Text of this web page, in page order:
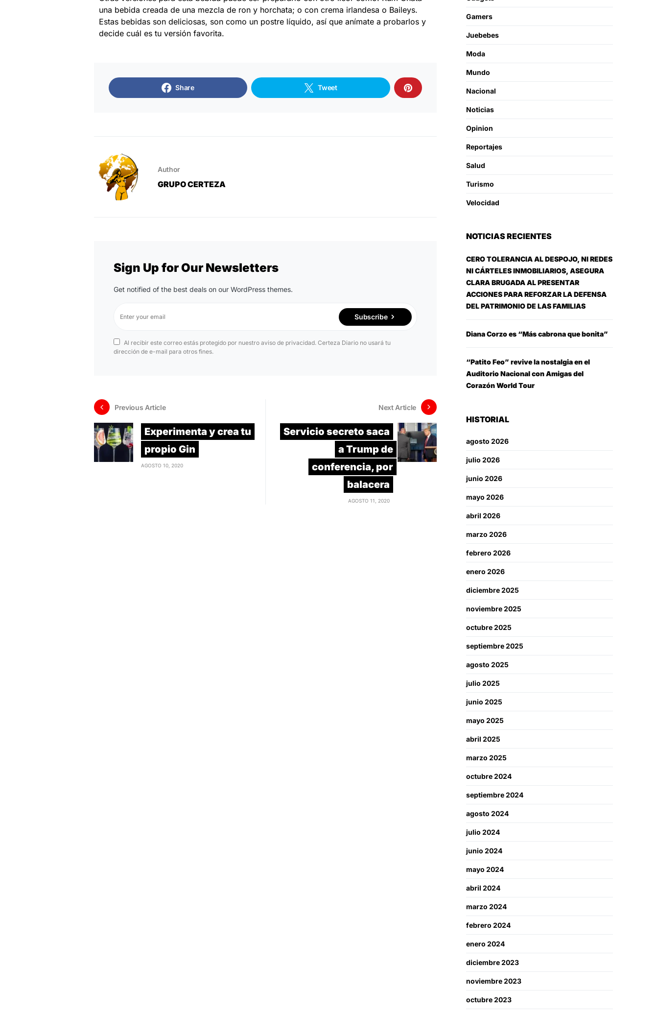
una bebida creada de una mezcla de ron y horchata; o con crema irlandesa o Baileys.
Estas bebidas son deliciosas, son como un postre líquido, así que anímate a probarlos y
decide cuál es tu versión favorita.
Share Tweet
Author
GRUPO CERTEZA
Sign Up for Our Newsletters
Get notified of the best deals on our WordPress themes.
Subscribe
Al recibir este correo estás protegido por nuestro aviso de privacidad. Certeza Diario no usará tu
dirección de e-mail para otros fines.
Previous Article
Experimenta y crea tu
propio Gin
AGOSTO 10, 2020
Next Article
Servicio secreto saca
a Trump de
conferencia, por
balacera
AGOSTO 11, 2020
Gamers
Juebebes
Moda
Mundo
Nacional
Noticias
Opinion
Reportajes
Salud
Turismo
Velocidad
NOTICIAS RECIENTES
CERO TOLERANCIA AL DESPOJO, NI REDES
NI CÁRTELES INMOBILIARIOS, ASEGURA
CLARA BRUGADA AL PRESENTAR
ACCIONES PARA REFORZAR LA DEFENSA
DEL PATRIMONIO DE LAS FAMILIAS
Diana Corzo es “Más cabrona que bonita”
“Patito Feo” revive la nostalgia en el
Auditorio Nacional con Amigas del
Corazón World Tour
HISTORIAL
agosto 2026
julio 2026
junio 2026
mayo 2026
abril 2026
marzo 2026
febrero 2026
enero 2026
diciembre 2025
noviembre 2025
octubre 2025
septiembre 2025
agosto 2025
julio 2025
junio 2025
mayo 2025
abril 2025
marzo 2025
octubre 2024
septiembre 2024
agosto 2024
julio 2024
junio 2024
mayo 2024
abril 2024
marzo 2024
febrero 2024
enero 2024
diciembre 2023
noviembre 2023
octubre 2023